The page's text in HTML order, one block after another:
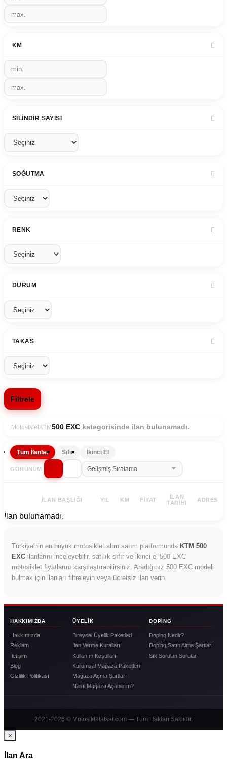
KM
SILINDIR SAYISI
SOĞUTMA
RENK
DURUM
TAKAS
Filtrele
MotosikletKTM500 EXC kategorisinde ilan bulunamadı.
Tüm İlanlar Sıfır İkinci El
GÖRÜNÜM
İLAN BAŞLIĞI YIL KM FIYAT
İLAN
TARIHI
ADRES
İlan bulunamadı.
Türkiye'nin en büyük motosiklet alım satım platformunda KTM 500
EXC ilanlarını inceleyebilir, satılık sıfır ve ikinci el 500 EXC
motosiklet fiyatlarını karşılaştırabilirsiniz. Aradığınız 500 EXC modeli
bulmak için ilanları filtreleyin veya ücretsiz ilan verin.
HAKKIMIZDA
Hakkımızda
Reklam
İletişim
Blog
Gizlilik Politikası
ÜYELIK
Bireysel Üyelik Paketleri
İlan Verme Kuralları
Kullanım Koşulları
Kurumsal Mağaza Paketleri
Mağaza Açma Şartları
Nasıl Mağaza Açabilirim?
DOPING
Doping Nedir?
Doping Satın Alma Şartları
Sık Sorulan Sorular
2021-2026 © Motosikletalsat.com — Tüm Hakları Saklıdır.
×
İlan Ara